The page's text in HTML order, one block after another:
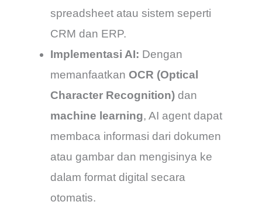
spreadsheet atau sistem seperti
CRM dan ERP.
Implementasi AI: Dengan
memanfaatkanOCR (Optical
Character Recognition) dan
machine learning, AI agent dapat
membaca informasi dari dokumen
atau gambar dan mengisinya ke
dalam format digital secara
otomatis.